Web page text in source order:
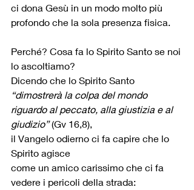
ci dona Gesù in un modo molto più
profondo che la sola presenza fisica.
Perché? Cosa fa lo Spirito Santo se noi
lo ascoltiamo?
Dicendo che lo Spirito Santo
“dimostrerà la colpa del mondo
riguardo al peccato, alla giustizia e al
giudizio” (Gv 16,8),
il Vangelo odierno ci fa capire che lo
Spirito agisce
come un amico carissimo che ci fa
vedere i pericoli della strada: